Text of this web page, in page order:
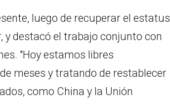
luego de recuperar el estatus
destacó el trabajo conjunto con
"Hoy estamos libres
meses y tratando de restablecer
como China y la Unión